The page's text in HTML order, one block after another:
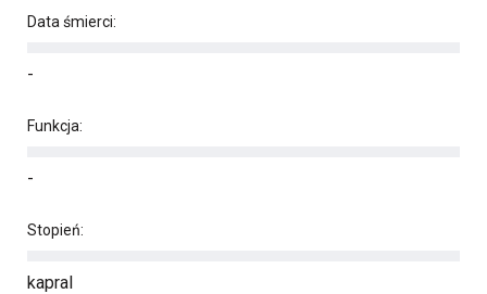
Data śmierci:
-
Funkcja:
-
Stopień:
kapral